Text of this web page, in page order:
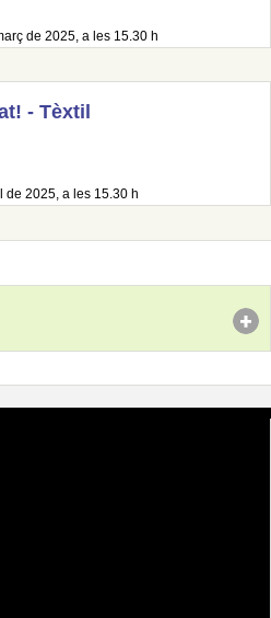
de 2025, a les 15.30 h
- Tèxtil
de 2025, a les 15.30 h